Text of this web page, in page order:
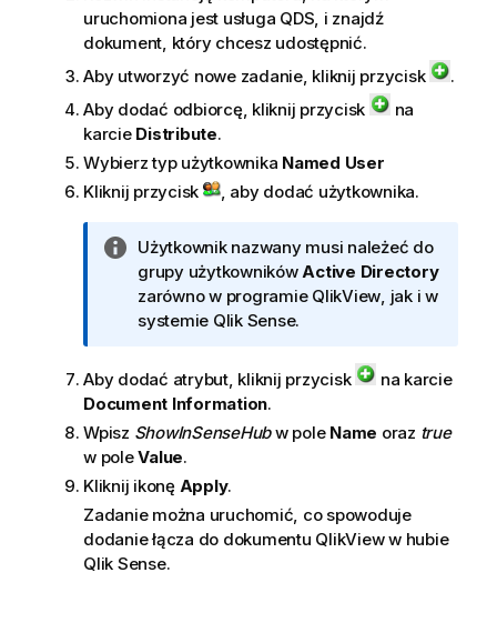
r
m
c
j
a
uruchomiona jest usługa QDS , i znajdź
dokument, który chcesz udostępnić.
Aby utworzyć nowe zadanie, kliknij przycisk
.
Aby dodać odbiorcę, kliknij przycisk
na
karcie Distribute.
Wybierz typ użytkownika Named User
Kliknij przycisk
, aby dodać użytkownika.
I
n
f
o
m
j
a
Użytkownik nazwany musi należeć do
grupy użytkowników Active Directory
zarówno w programie QlikView , jak i w
systemie Qlik Sense.
Aby dodać atrybut, kliknij przycisk
na karcie
Document Information.
Wpisz ShowInSenseHubw pole Name oraz true
w poleValue.
Kliknij ikonę Apply.
Zadanie można uruchomić, co spowoduje
dodanie łącza do dokumentu QlikVieww hubie
Qlik Sense.